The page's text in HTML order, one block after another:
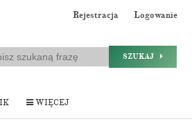
Rejestracja Logowanie
SZUKAJ
WIĘCEJ